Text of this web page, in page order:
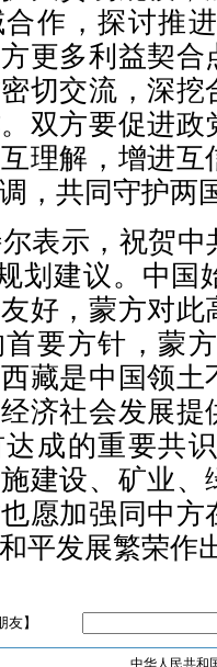
作，探讨推
更多利益契
切交流，深
双方要促进
理解，增进
，共同守护两
表示，祝贺
划建议。中
好，蒙方对
要方针，蒙
藏是中国领
济社会发展
成的重要共
建设、矿业
愿加强同中
平发展繁荣作
友】
中华人民共和